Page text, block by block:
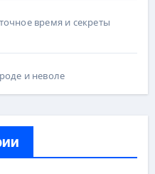
время и секреты
и неволе